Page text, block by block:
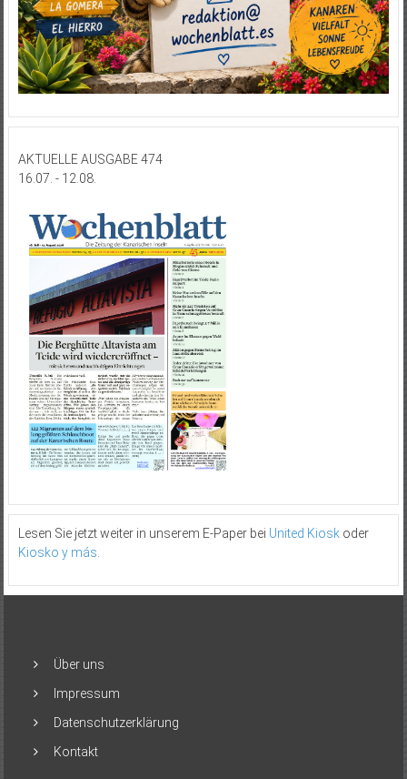
AKTUELLE AUSGABE 474
16.07. - 12.08.
Lesen Sie jetzt weiter in unserem E-Paper bei United Kioskoder
Kiosko y más.
Über uns
Impressum
Datenschutzerklärung
Kontakt